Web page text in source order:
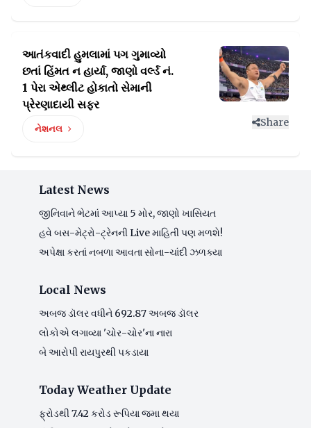
આતંકવાદી હુમલામાં પગ ગુમાવ્યો
છતાં હિંમત ન હાર્યા, જાણો વર્લ્ડ નં.
1 પેરા એથ્લીટ હોકાતો સેમાની
પ્રેરણાદાયી સફર
નેશનલ
Share
Latest News
જીનિવાને ભેટમાં આપ્યા 5 મોર, જાણો ખાસિયત
હવે બસ-મેટ્રો-ટ્રેનની Live માહિતી પણ મળશે!
અપેક્ષા કરતાં નબળા આવતા સોના-ચાંદી ઝળક્યા
Local News
અબજ ડૉલર વધીને 692.87 અબજ ડૉલર
લોકોએ લગાવ્યા 'ચોર-ચોર'ના નારા
બે આરોપી રાયપુરથી પકડાયા
Today Weather Update
ફ્રોડથી 7.42 કરોડ રૂપિયા જમા થયા